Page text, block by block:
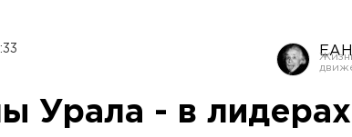
Урала - в